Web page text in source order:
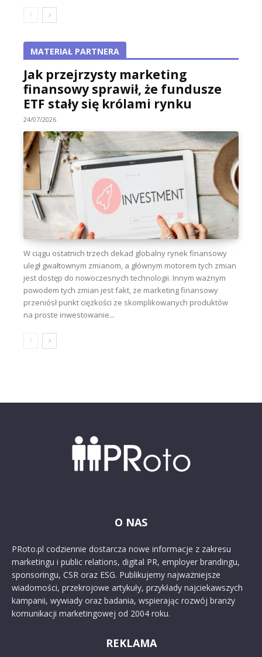
MATERIAŁ PARTNERA
Jak przejrzysty marketing
finansowy sprawił, że fundusze
ETF stały się królami rynku
24/07/2026
W ciągu ostatnich trzech dekad globalny rynek finansowy
uległ gwałtownym zmianom, a głównym motorem tych zmian
jest dostęp do nowoczesnych technologii. Innym ważnym
powodem tych zmian jest fakt, że marketing finansowy
przeniósł punkt ciężkości ze skomplikowanych produktów
na proste inwestowanie...
O NAS
PRoto.pl codziennie dostarcza nowe informacje z zakresu
marketingu i public relations, digital PR, employer brandingu,
sponsoringu, CSR oraz ESG. Publikujemy najważniejsze
wiadomości, przekrojowe artykuły, przykłady najciekawszych
kampanii, wywiady oraz badania, wspierając rozwój branży
komunikacji marketingowej od 2004 roku.
REKLAMA